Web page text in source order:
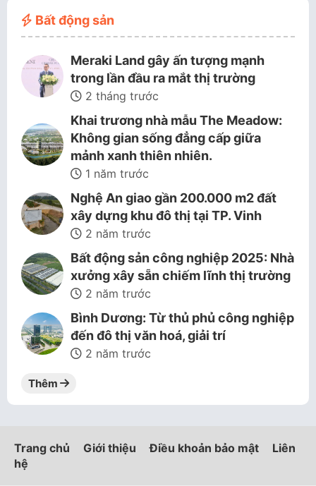
Bất động sản
Meraki Land gây ấn tượng mạnh
trong lần đầu ra mắt thị trường
2 tháng trước
Khai trương nhà mẫu The Meadow:
Không gian sống đẳng cấp giữa
mảnh xanh thiên nhiên.
1 năm trước
Nghệ An giao gần 200.000 m2 đất
xây dựng khu đô thị tại TP. Vinh
2 năm trước
Bất động sản công nghiệp 2025: Nhà
xưởng xây sẵn chiếm lĩnh thị trường
2 năm trước
Bình Dương: Từ thủ phủ công nghiệp
đến đô thị văn hoá, giải trí
2 năm trước
Thêm
Trang chủ Giới thiệu Điều khoản bảo mật
Liên
hệ